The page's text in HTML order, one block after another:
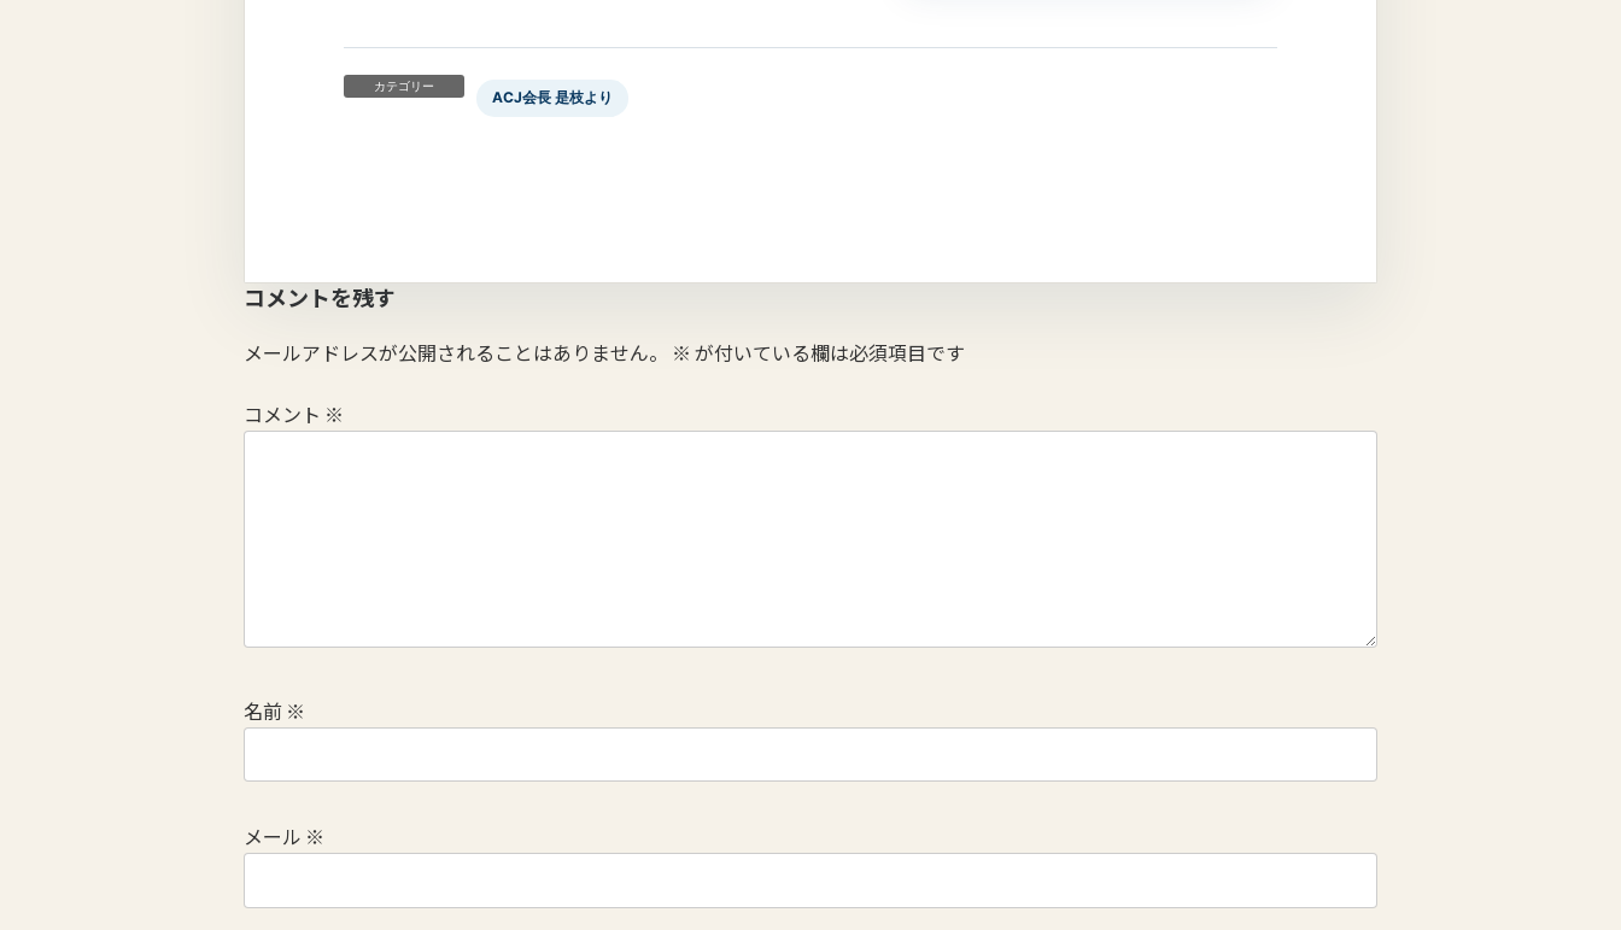
カテゴリー
ACJ会長 是枝より
コメントを残す
メールアドレスが公開されることはありません。 ※ が付いている欄は必須項目です
コメント ※
名前 ※
メール ※